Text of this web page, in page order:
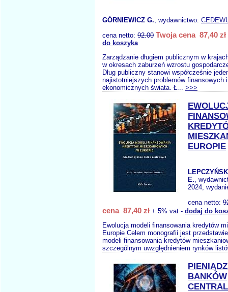
GÓRNIEWICZ G., wydawnictwo:
cena netto: 92.00 Twoja cena 87,40 zł
do koszyka
Zarządzanie długiem publicznym w
w okresach zaburzeń wzrostu
Dług publiczny stanowi współcześnie
najistotniejszych problemów finansowych
ekonomicznych świata. Ł... >>>
EUROPIE
E.,
2024,
cena netto:
cena 87,40 zł + 5% vat - dodaj do
Ewolucja modeli finansowania kredytów
Europie Celem monografii jest
modeli finansowania kredytów
szczególnym uwzględnieniem rynków
BANKÓW